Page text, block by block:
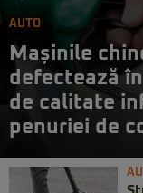
AUTO
Mașinile
defectează
de calitate
penuriei de